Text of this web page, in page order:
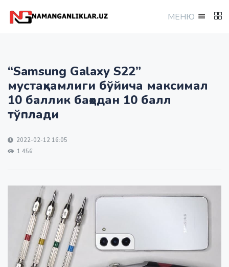
МEНЮ
“Samsung Galaxy S22”
мустаҳкамлиги бўйича максимал
10 баллик баҳодан 10 балл
тўплади
2022-02-12 16:05
1 456